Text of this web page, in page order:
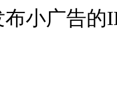
小广告的